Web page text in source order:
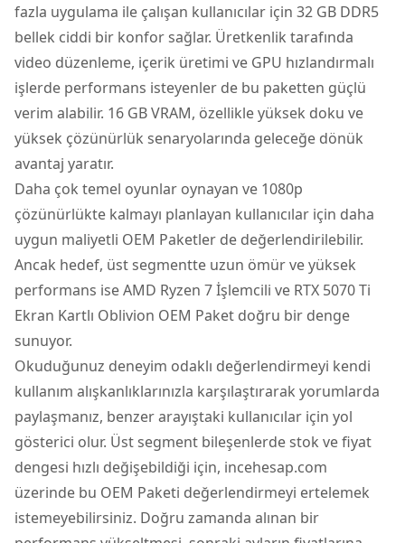
fazla uygulama ile çalışan kullanıcılar için 32 GB DDR5
bellek ciddi bir konfor sağlar. Üretkenlik tarafında
video düzenleme, içerik üretimi ve GPU hızlandırmalı
işlerde performans isteyenler de bu paketten güçlü
verim alabilir. 16 GB VRAM, özellikle yüksek doku ve
yüksek çözünürlük senaryolarında geleceğe dönük
avantaj yaratır.
Daha çok temel oyunlar oynayan ve 1080p
çözünürlükte kalmayı planlayan kullanıcılar için daha
uygun maliyetli OEM Paketler de değerlendirilebilir.
Ancak hedef, üst segmentte uzun ömür ve yüksek
performans ise AMD Ryzen 7 İşlemcili ve RTX 5070 Ti
Ekran Kartlı Oblivion OEM Paket doğru bir denge
sunuyor.
Okuduğunuz deneyim odaklı değerlendirmeyi kendi
kullanım alışkanlıklarınızla karşılaştırarak yorumlarda
paylaşmanız, benzer arayıştaki kullanıcılar için yol
gösterici olur. Üst segment bileşenlerde stok ve fiyat
dengesi hızlı değişebildiği için, incehesap.com
üzerinde bu OEM Paketi değerlendirmeyi ertelemek
istemeyebilirsiniz. Doğru zamanda alınan bir